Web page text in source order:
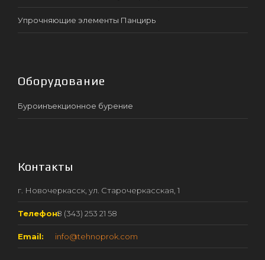
Упрочняющие элементы Панцирь
Оборудование
Буроинъекционное бурение
Контакты
г. Новочеркасск, ул. Старочеркасская, 1
Телефон:8 (343) 253 21 58
Email: info@tehnoprok.com